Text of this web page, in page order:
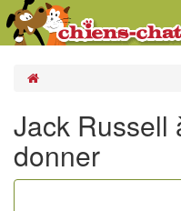
Jack Russell
donner